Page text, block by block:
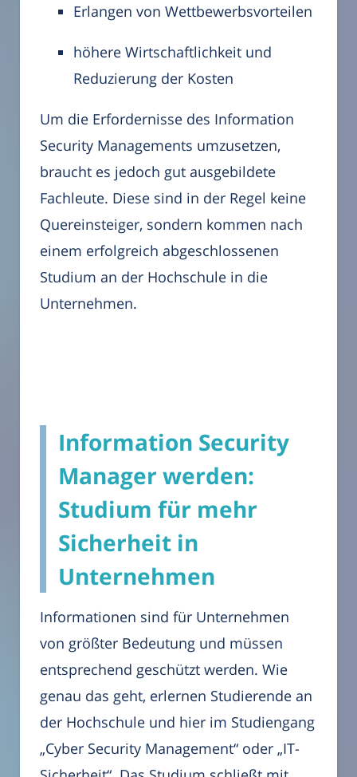
Erlangen von Wettbewerbsvorteilen
höhere Wirtschaftlichkeit und
Reduzierung der Kosten
Um die Erfordernisse des Information
Security Managements umzusetzen,
braucht es jedoch gut ausgebildete
Fachleute. Diese sind in der Regel keine
Quereinsteiger, sondern kommen nach
einem erfolgreich abgeschlossenen
Studium an der Hochschule in die
Unternehmen.
Information Security
Manager werden:
Studium für mehr
Sicherheit in
Unternehmen
Informationen sind für Unternehmen
von größter Bedeutung und müssen
entsprechend geschützt werden. Wie
genau das geht, erlernen Studierende an
der Hochschule und hier im Studiengang
„Cyber Security Management“ oder „IT-